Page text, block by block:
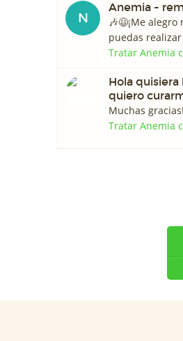
N
Anemia -
🎶😃¡Me
puedas
Tratar Anemia
Hola
quiero
Muchas
Tratar Anemia